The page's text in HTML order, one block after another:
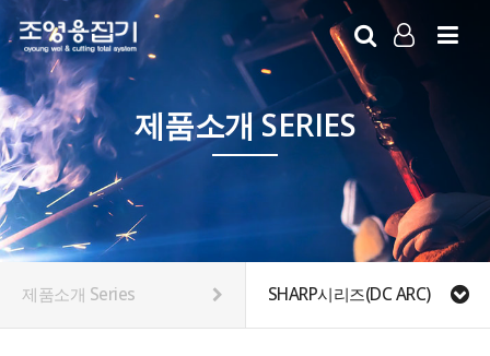
LOG IN
SIGN UP
제품소개 SERIES
제품소개 Series SHARP시리즈(DC ARC)